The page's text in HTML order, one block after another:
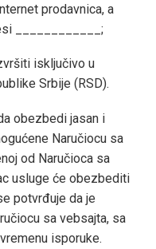
prodavnica, a
____________;
isključivo u
Srbije (RSD).
obezbedi jasan i
Naručiocu sa
od Naručioca sa
usluge će obezbediti
potvrđuje da je
sa vebsajta, sa
isporuke.